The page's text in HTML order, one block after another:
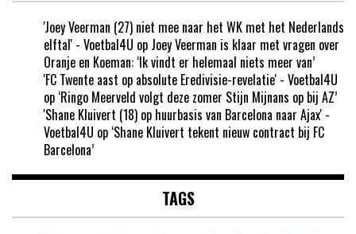
'Joey Veerman (27) niet mee naar het WK met het Nederlands
elftal' - Voetbal4U op Joey Veerman is klaar met vragen over
Oranje en Koeman: ‘Ik vindt er helemaal niets meer van’
'FC Twente aast op absolute Eredivisie-revelatie' - Voetbal4U
op ‘Ringo Meerveld volgt deze zomer Stijn Mijnans op bij AZ’
'Shane Kluivert (18) op huurbasis van Barcelona naar Ajax' -
Voetbal4U op ‘Shane Kluivert tekent nieuw contract bij FC
Barcelona’
TAGS